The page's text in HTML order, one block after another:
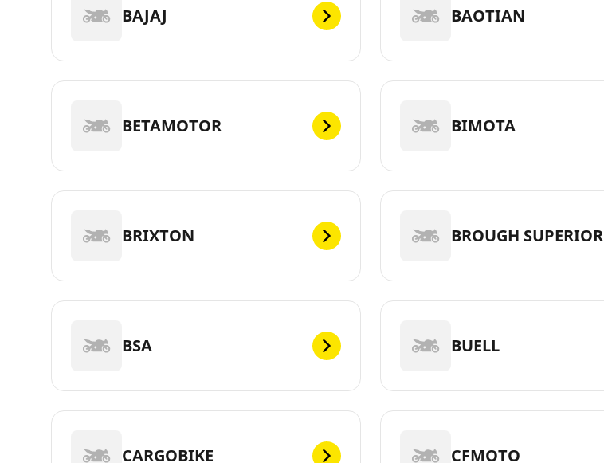
BAJAJ BAOTIAN
BETAMOTOR BIMOTA
BRIXTON BROUGH SUPERIOR
BSA BUELL
CARGOBIKE CFMOTO